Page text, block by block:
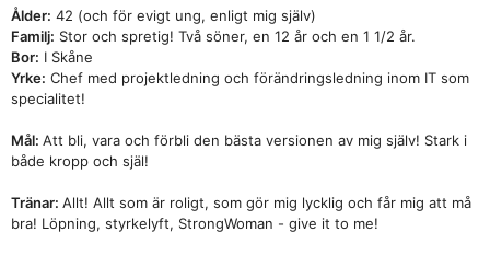
Ålder: 42 (och för evigt ung, enligt mig själv)
Familj: Stor och spretig! Två söner, en 12 år och en 1 1/2 år.
Bor: I Skåne
Yrke: Chef med projektledning och förändringsledning inom IT som
specialitet!
Mål: Att bli, vara och förbli den bästa versionen av mig själv! Stark i
både kropp och själ!
Tränar: Allt! Allt som är roligt, som gör mig lycklig och får mig att må
bra! Löpning, styrkelyft, StrongWoman - give it to me!